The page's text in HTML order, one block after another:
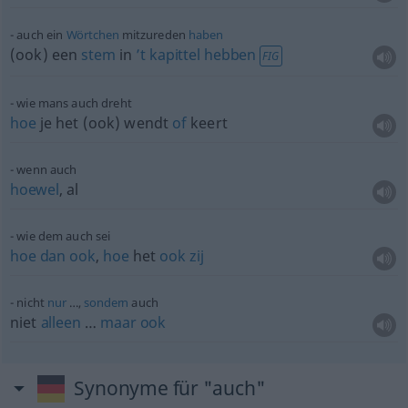
auch ein Wörtchen mitzureden haben
(ook) een stem in ’t kapittel hebben FIG
wie mans auch dreht
hoe je het (ook) wendt ofkeert
wenn auch
hoewel, al
wie dem auch sei
hoe dan ook, hoe het ook zij
nicht nur…, sondern auch
niet alleen … maar ook
Synonyme für "auch"